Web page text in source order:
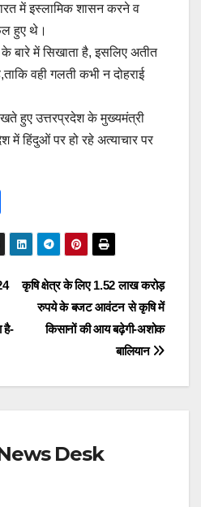
में इस्लामिक शासन करने व
हुए थे।
बारे में सिखाता है, इसलिए अतीत
वही गलती कभी न दोहराई
हुए उत्तरप्रदेश के मुख्यमंत्री
में हिंदुओं पर हो रहे अत्याचार पर
h
ar
e
कृषि क्षेत्र के लिए 1.52 लाख करोड़
रुपये के बजट आवंटन से कृषि में
किसानों की आय बढ़ेगी-अशोक
बालियान
है-
Desk